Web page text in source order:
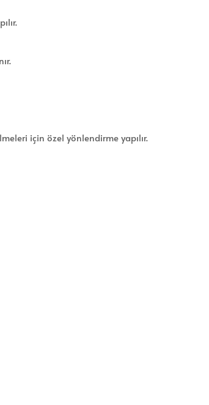
için özel yönlendirme yapılır.